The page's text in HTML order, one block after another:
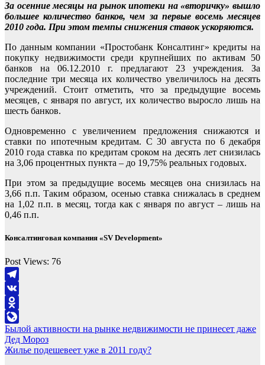
За осенние месяцы на рынок ипотеки на «вторичку» вышло
большее количество банков, чем за первые восемь месяцев
2010 года. При этом темпы снижения ставок ускоряются.
По данным компании «Простобанк Консалтинг» кредиты на
покупку недвижимости среди крупнейших по активам 50
банков на 06.12.2010 г. предлагают 23 учреждения. За
последние три месяца их количество увеличилось на десять
учреждений. Стоит отметить, что за предыдущие восемь
месяцев, с января по август, их количество выросло лишь на
шесть банков.
Одновременно с увеличением предложения снижаются и
ставки по ипотечным кредитам. С 30 августа по 6 декабря
2010 года ставка по кредитам сроком на десять лет снизилась
на 3,06 процентных пункта – до 19,75% реальных годовых.
При этом за предыдущие восемь месяцев она снизилась на
3,66 п.п. Таким образом, осенью ставка снижалась в среднем
на 1,02 п.п. в месяц, тогда как с января по август – лишь на
0,46 п.п.
Консалтинговая компания «SV Development»
Post Views: 76
Telegram
VK
Odnoklassniki
LiveJournal
Навигация
по
Былой активности на рынке недвижимости не принесет даже
Дед Мороз
Жилье подешевеет уже в 2011 году?